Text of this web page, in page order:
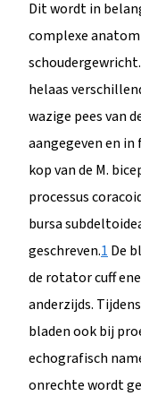
Dit wordt in
complexe
helaas
wazige pees van
aangegeven en
kop van de M.
processus
bursa
geschreven.1 De
de rotator cuff
anderzijds.
bladen ook bij
echografisch
onrechte wordt